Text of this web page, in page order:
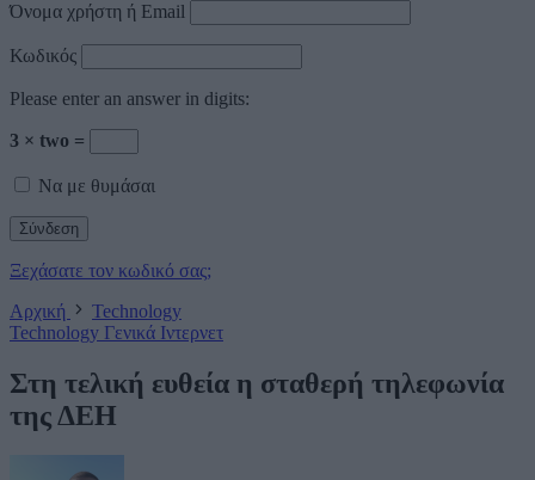
Όνομα χρήστη ή Email
Κωδικός
Please enter an answer in digits:
3 × two =
Να με θυμάσαι
Ξεχάσατε τον κωδικό σας;
Αρχική
Technology
Technology Γενικά Ιντερνετ
Στη τελική ευθεία η σταθερή τηλεφωνία
της ΔΕΗ